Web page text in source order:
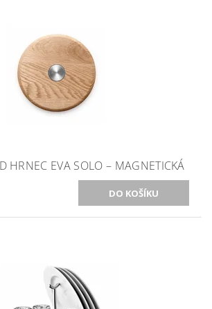
HRNEC EVA SOLO – MAGNETICKÁ